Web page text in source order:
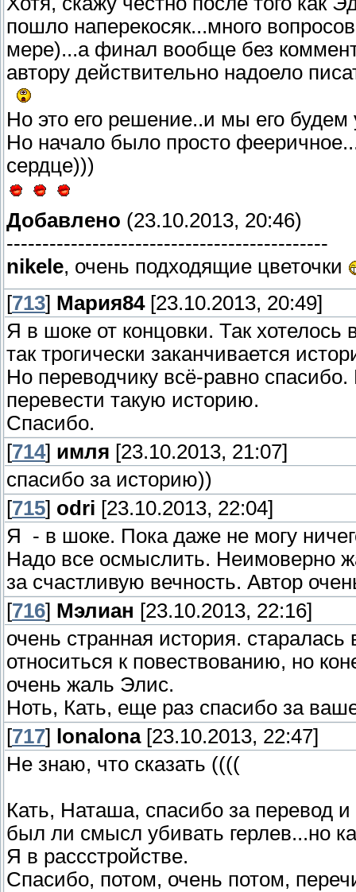
пошло наперекосяк...много
мере)...а финал вообще без
автору действительно надоело
Но это его решение..и мы его будем
Но начало было просто
сердце)))
Добавлено (23.10.2013, 20:46)
---------------------------------------------
nikele, очень подходящие цветочки
[713] Мария84[23.10.2013, 20:49]
Я в шоке от концовки. Так
так трогически заканчивается
Но переводчику всё-равно
перевести такую историю.
Спасибо.
[714] имля [23.10.2013, 21:07]
спасибо за историю))
[715] odri [23.10.2013, 22:04]
Я - в шоке. Пока даже не могу
Надо все осмыслить. Неимоверно
за счастливую вечность. Автор
[716] Мэлиан [23.10.2013, 22:16]
очень странная история.
относиться к повествованию, но
очень жаль Элис.
Ноть, Кать, еще раз спасибо за
[717] lonalona[23.10.2013, 22:47]
Не знаю, что сказать ((((
Кать, Наташа, спасибо за перевод
был ли смысл убивать герлев...но
Я в рассстройстве.
Спасибо, потом, очень потом,